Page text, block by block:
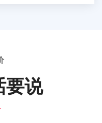
要说